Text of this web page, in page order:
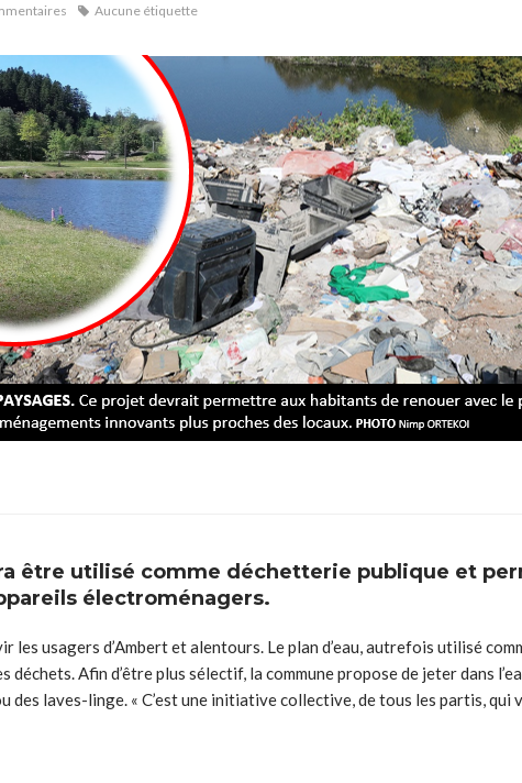
Aucune étiquette
être utilisé comme déchetterie publique et
électroménagers.
les usagers d’Ambert et alentours. Le plan d’eau, autrefois utilisé
déchets. Afin d’être plus sélectif, la commune propose de jeter dans
laves-linge. « C’est une initiative collective, de tous les partis, qui